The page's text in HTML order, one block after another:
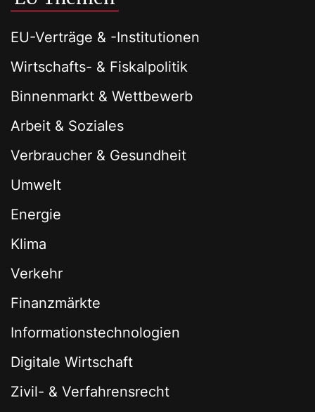
EU-Verträge & -Institutionen
Wirtschafts- & Fiskalpolitik
Binnenmarkt & Wettbewerb
Arbeit & Soziales
Verbraucher & Gesundheit
Umwelt
Energie
Klima
Verkehr
Finanzmärkte
Informationstechnologien
Digitale Wirtschaft
Zivil- & Verfahrensrecht